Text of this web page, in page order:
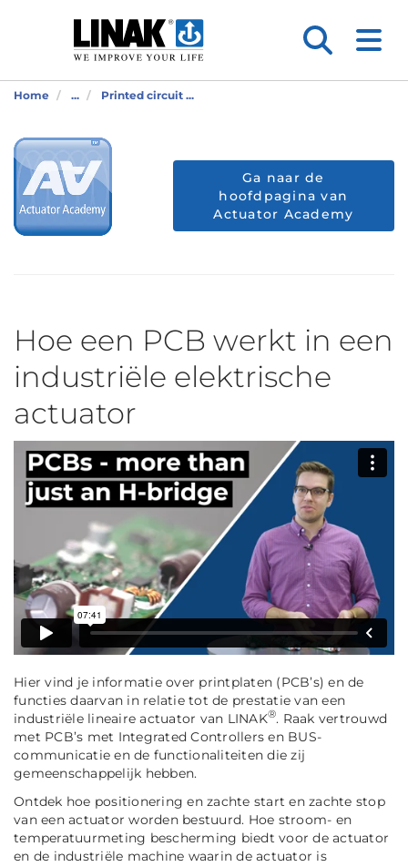
Home ... Printed circuit ...
Ga naar de
hoofdpagina van
Actuator Academy
Hoe een PCB werkt in een
industriële elektrische
actuator
Hier vind je informatie over printplaten (PCB’s) en de
functies daarvan in relatie tot de prestatie van een
industriële lineaire actuator van LINAK®. Raak vertrouwd
met PCB’s met Integrated Controllers en BUS-
communicatie en de functionaliteiten die zij
gemeenschappelijk hebben.
Ontdek hoe positionering en zachte start en zachte stop
van een actuator worden bestuurd. Hoe stroom- en
temperatuurmeting bescherming biedt voor de actuator
en de industriële machine waarin de actuator is